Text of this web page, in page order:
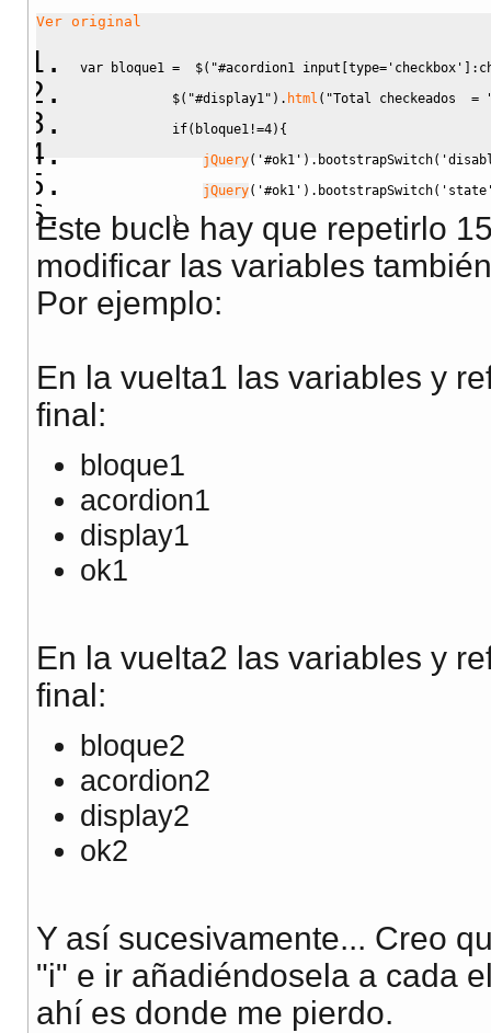
Ver original
var bloque1 = $( "#acordion1
$( "#display1" ) . html ( "Total checkeados  =
if( bloque1 !=4) {
jQuery( '#ok1' ) . bootstrapSwitch(
jQuery( '#ok1' ) . bootstrapSwitch(
}
Este bucle hay que repetirlo
modificar las variables
Por ejemplo:
En la vuelta1 las variables y
final:
bloque1
acordion1
display1
ok1
En la vuelta2 las variables y
final:
bloque2
acordion2
display2
ok2
Y así sucesivamente... Creo
"i" e ir añadiéndosela a cada
ahí es donde me pierdo.